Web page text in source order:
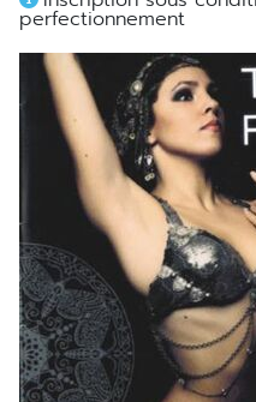
perfectionnement